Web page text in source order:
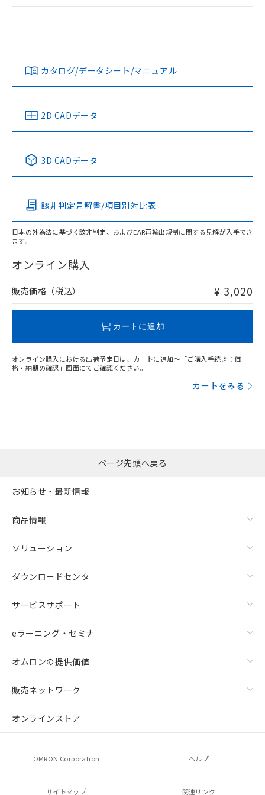
ログイン/会員登録
ダウンロードデータをご利用いただく前に、以下を必ずお読
みください。
ソフトウェアの使用条件
EU RoHS 注意事項・凡例
対応済み
中国 RoHS 注意事項・凡例
Pb Hg Cd Cr(VI)
O
在庫等で未対応品が混在する可能性があります。
問い合わせください。
カタログ/データシート/マニュアル
2D CADデータ
3D CADデータ
該非判定見解書/項目別対比表
日本の外為法に基づく該非判定、およびEAR再輸出規制に関する見解が入手でき
ます。
オンライン購入
販売価格（税込） ¥ 3,020
カートに追加
オンライン購入における出荷予定日は、カートに追加～「ご購入手続き：価
格・納期の確認」画面にてご確認ください。
カートをみる
ページ先頭へ戻る
お知らせ・最新情報
商品情報
ソリューション
ダウンロードセンタ
サービスサポート
eラーニング・セミナ
オムロンの提供価値
販売ネットワーク
オンラインストア
OMRON Corporation ヘルプ
サイトマップ 関連リンク